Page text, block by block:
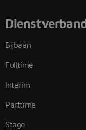
Bijbaan
Fulltime
Interim
Parttime
Stage